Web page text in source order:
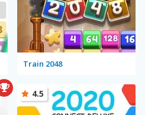
Train 2048
4.5